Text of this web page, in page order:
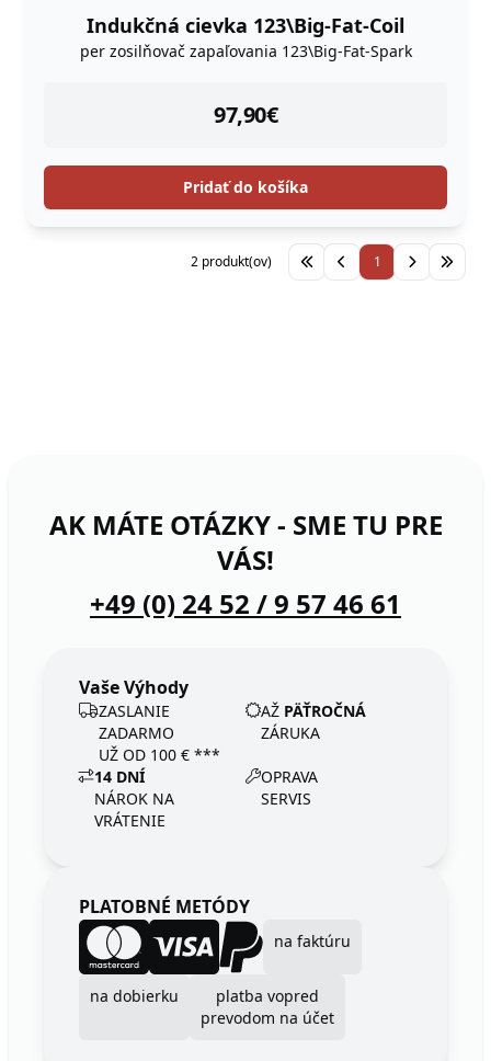
Indukčná cievka 123\Big-Fat-Coil
per zosilňovač zapaľovania 123\Big-Fat-Spark
97,90€
instock
Pridať do košíka
1
2 produkt(ov)
AK MÁTE OTÁZKY - SME TU PRE
VÁS!
+49 (0) 24 52 / 9 57 46 61
Vaše Výhody
ZASLANIE
ZADARMO
UŽ OD 100 € ***
AŽ PÄŤROČNÁ
ZÁRUKA
14 DNÍ
NÁROK NA
VRÁTENIE
OPRAVA
SERVIS
PLATOBNÉ METÓDY
na faktúru
na dobierku
platba vopred
prevodom na účet